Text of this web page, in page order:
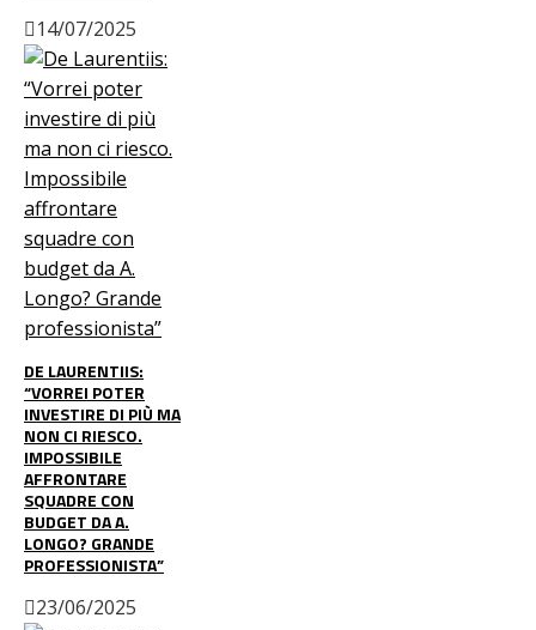
14/07/2025
DE LAURENTIIS:
“VORREI POTER
INVESTIRE DI PIÙ MA
NON CI RIESCO.
IMPOSSIBILE
AFFRONTARE
SQUADRE CON
BUDGET DA A.
LONGO? GRANDE
PROFESSIONISTA”
23/06/2025